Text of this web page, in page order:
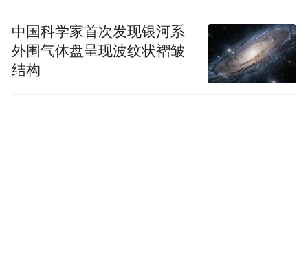
中国科学家首次发现银河系
外围气体盘呈现波纹状褶皱
结构